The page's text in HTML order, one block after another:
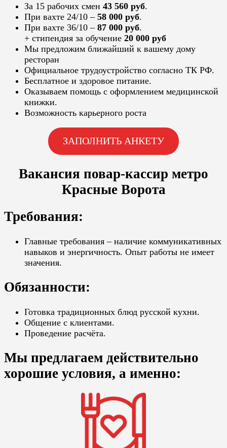
За 15 рабочих смен 43 560 руб.
При вахте 24/10 – 58 000 руб.
При вахте 36/10 – 87 000 руб.
+ стипендия за обучение 20 000 руб
Мы предложим ближайший к вашему дому
ресторан
Официальное трудоустройство согласно ТК РФ.
Бесплатное и здоровое питание.
Оказываем помощь с оформлением медицинской
книжки.
Возможность карьерного роста
ЗАПОЛНИТЬ АНКЕТУ
Вакансия повар-кассир метро
Красные Ворота
Требования:
Главные требования – наличие коммуникативных
навыков и энергичность. Опыт работы не имеет
значения.
Обязанности:
Готовка традиционных блюд русской кухни.
Общение с клиентами.
Проведение расчёта.
Мы предлагаем действительно
хорошие условия, а именно: